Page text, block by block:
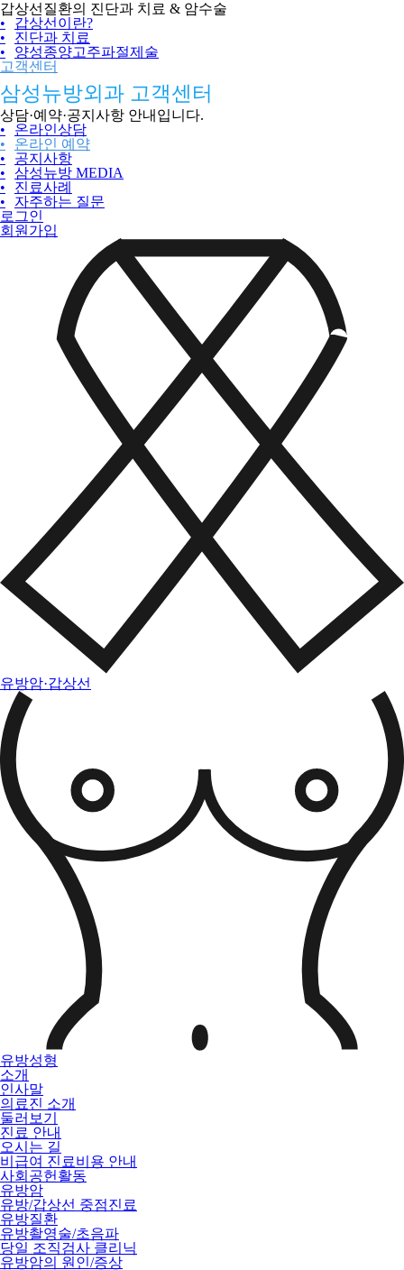
갑상선질환의 진단과 치료 & 암수술
•
갑상선이란?
•
진단과 치료
•
양성종양고주파절제술
고객센터
삼성뉴방외과 고객센터
상담·예약·공지사항 안내입니다.
•
온라인상담
•
온라인 예약
•
공지사항
•
삼성뉴방 MEDIA
•
진료사례
•
자주하는 질문
로그인
회원가입
유방암·갑상선
유방성형
소개
인사말
의료진 소개
둘러보기
진료 안내
오시는 길
비급여 진료비용 안내
사회공헌활동
유방암
유방/갑상선 중점진료
유방질환
유방촬영술/초음파
당일 조직검사 클리닉
유방암의 원인/증상